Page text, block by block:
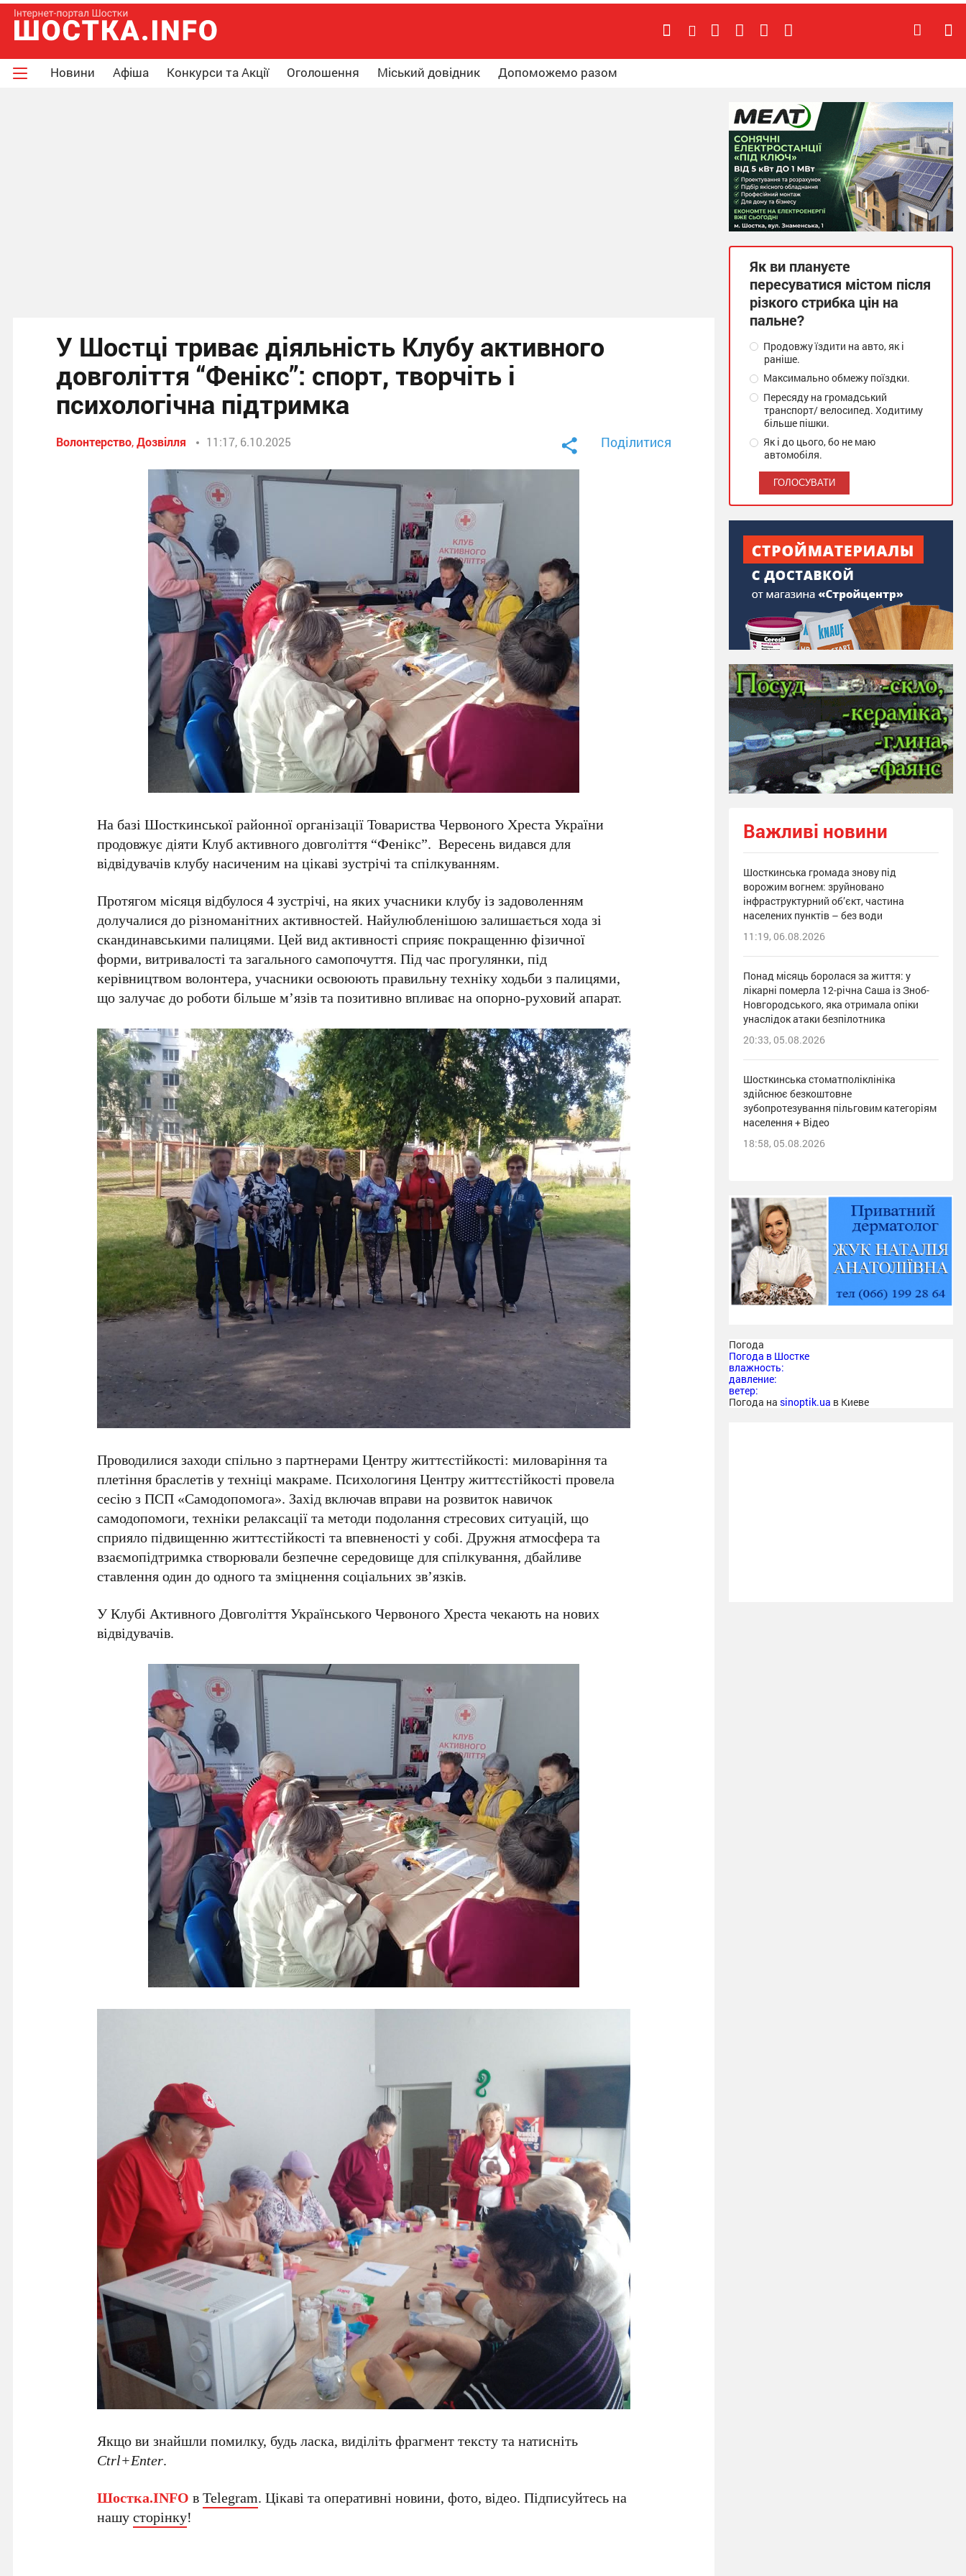
Новини Афіша Конкурси та Акції Оголошення Міський довідник Допоможемо разом
У Шостці триває діяльність Клубу активного
довголіття “Фенікс”: спорт, творчіть і
психологічна підтримка
Волонтерство,Дозвілля 11:17, 6.10.2025 Поділитися
На базі Шосткинської районної організації Товариства Червоного Хреста України
продовжує діяти Клуб активного довголіття “Фенікс”. Вересень видався для
відвідувачів клубу насиченим на цікаві зустрічі та спілкуванням.
Протягом місяця відбулося 4 зустрічі, на яких учасники клубу із задоволенням
долучалися до різноманітних активностей. Найулюбленішою залишається хода зі
скандинавськими палицями. Цей вид активності сприяє покращенню фізичної
форми, витривалості та загального самопочуття. Під час прогулянки, під
керівництвом волонтера, учасники освоюють правильну техніку ходьби з палицями,
що залучає до роботи більше м’язів та позитивно впливає на опорно-руховий апарат.
Проводилися заходи спільно з партнерами Центру життєстійкості: миловаріння та
плетіння браслетів у техніці макраме. Психологиня Центру життєстійкості провела
сесію з ПСП «Самодопомога». Захід включав вправи на розвиток навичок
самодопомоги, техніки релаксації та методи подолання стресових ситуацій, що
сприяло підвищенню життєстійкості та впевненості у собі. Дружня атмосфера та
взаємопідтримка створювали безпечне середовище для спілкування, дбайливе
ставлення один до одного та зміцнення соціальних зв’язків.
У Клубі Активного Довголіття Українського Червоного Хреста чекають на нових
відвідувачів.
Якщо ви знайшли помилку, будь ласка, виділіть фрагмент тексту та натисніть
Ctrl+Enter.
Шостка.INFO вTelegram. Цікаві та оперативні новини, фото, відео. Підписуйтесь на
нашусторінку!
Як ви плануєте
пересуватися містом після
різкого стрибка цін на
пальне?
Продовжу їздити на авто, як і
раніше.
Максимально обмежу поїздки.
Пересяду на громадський
транспорт/ велосипед. Ходитиму
більше пішки.
Як і до цього, бо не маю
автомобіля.
Важливі новини
Шосткинська громада знову під
ворожим вогнем: зруйновано
інфраструктурний об’єкт, частина
населених пунктів – без води
11:19, 06.08.2026
Понад місяць боролася за життя: у
лікарні померла 12-річна Саша із Зноб-
Новгородського, яка отримала опіки
унаслідок атаки безпілотника
20:33, 05.08.2026
Шосткинська стоматполіклініка
здійснює безкоштовне
зубопротезування пільговим категоріям
населення + Відео
18:58, 05.08.2026
Погода
Погода в Шостке
влажность:
давление:
ветер:
Погода на sinoptik.ua в Киеве